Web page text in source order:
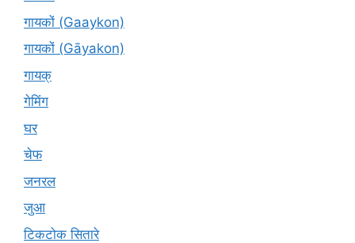
गायकों (Gaaykon)
गायकों (Gāyakon)
गायक्
गेमिंग
घर
चेफ
जनरल
जुआ
टिकटोक सितारे